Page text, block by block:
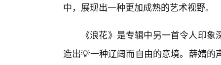
中，展现出一种更加成熟的艺术视野。
《浪花》是专辑中另一首令人印
造出💡一种辽阔而自由的意境。薛婧